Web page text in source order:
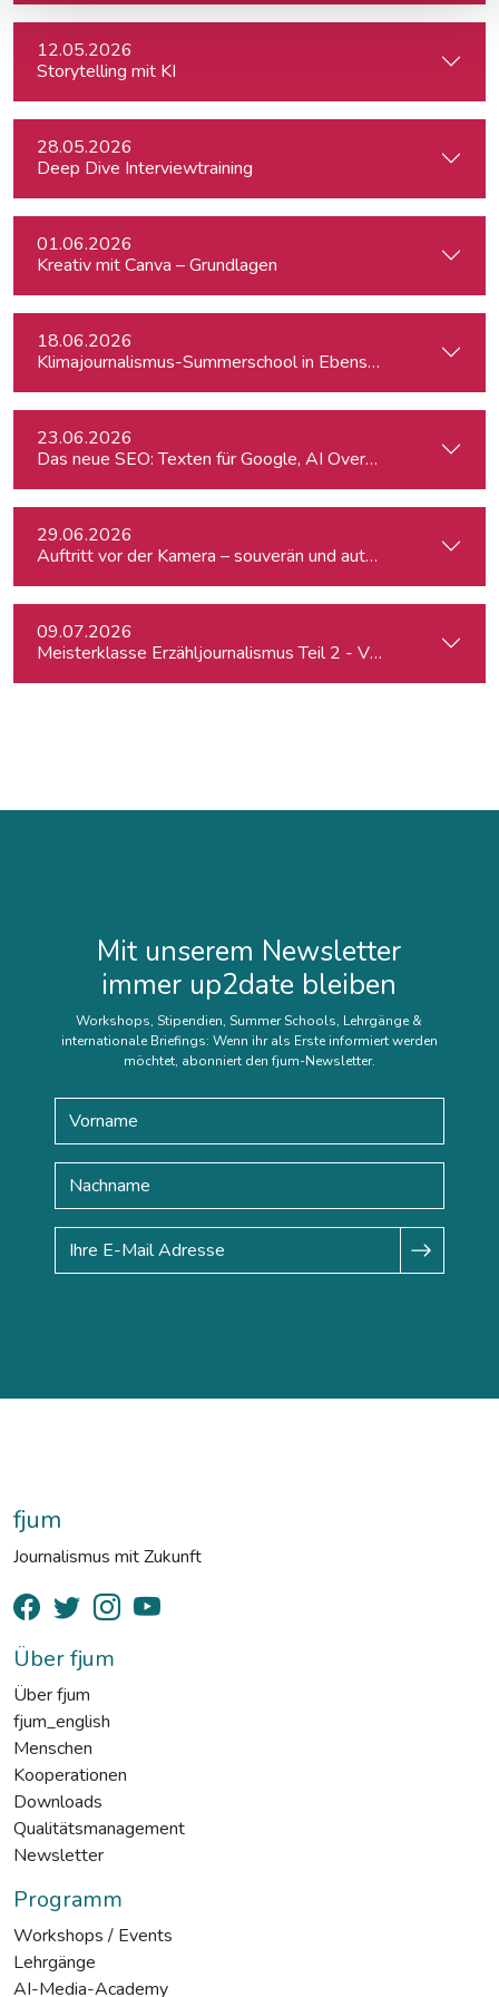
12.05.2026
Storytelling mit KI
28.05.2026
Deep Dive Interviewtraining
01.06.2026
Kreativ mit Canva – Grundlagen
18.06.2026
Klimajournalismus-Summerschool in Ebensee
23.06.2026
Das neue SEO: Texten für Google, AI Overviews, ChatGPT
29.06.2026
Auftritt vor der Kamera – souverän und authentisch
09.07.2026
Meisterklasse Erzähljournalismus Teil 2 - Von der Idee zur
Mit unserem Newsletter
immer up2date bleiben
Workshops, Stipendien, Summer Schools, Lehrgänge &
internationale Briefings: Wenn ihr als Erste informiert werden
möchtet, abonniert den fjum-Newsletter.
fjum
Journalismus mit Zukunft
Über fjum
Über fjum
fjum_english
Menschen
Kooperationen
Downloads
Qualitätsmanagement
Newsletter
Programm
Workshops / Events
Lehrgänge
AI-Media-Academy